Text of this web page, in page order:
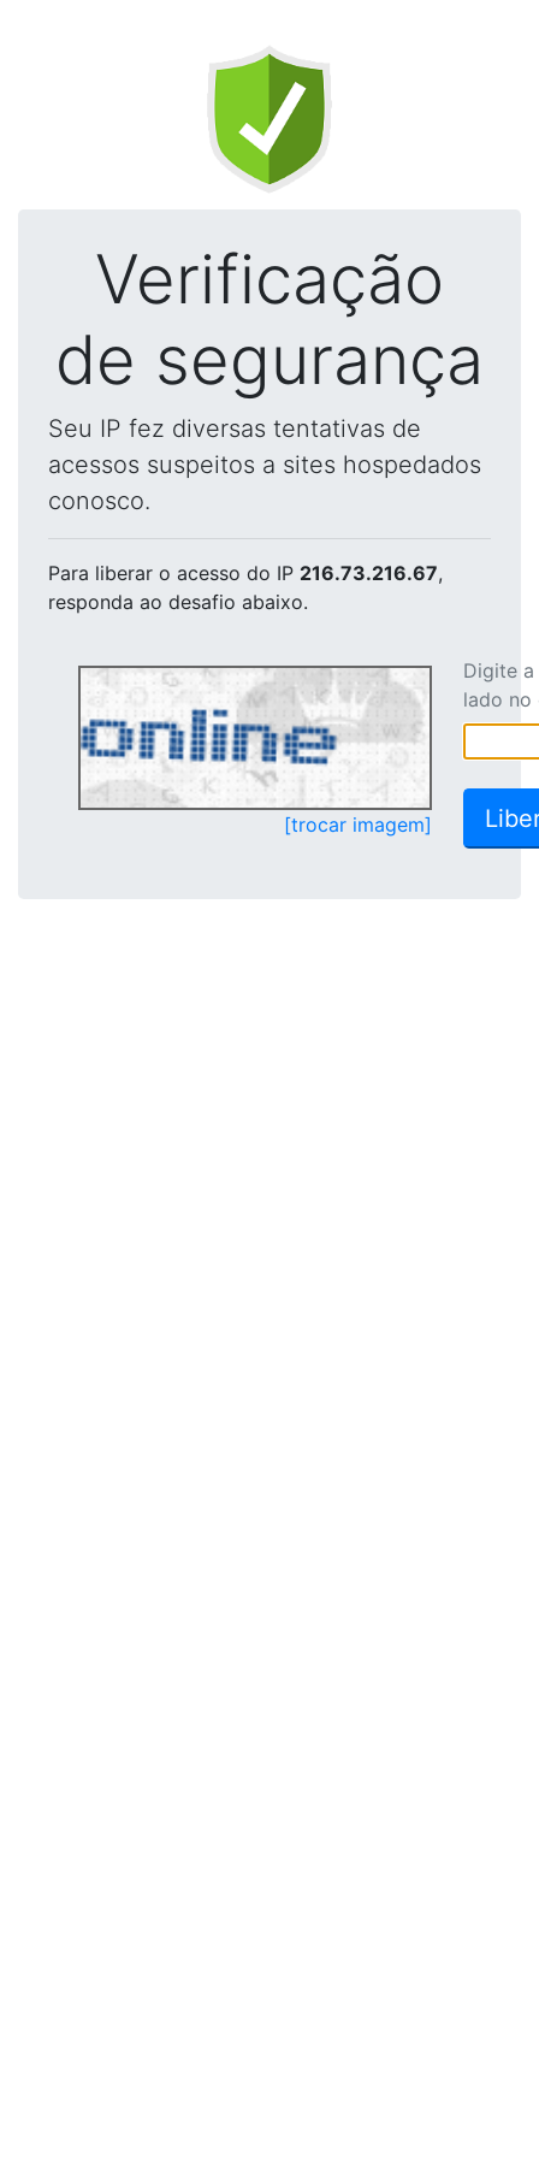
Verificação
de segurança
Seu IP fez diversas tentativas de
acessos suspeitos a sites hospedados
conosco.
Para liberar o acesso do IP 216.73.216.67,
responda ao desafio abaixo.
[trocar imagem]
Digite
lado no